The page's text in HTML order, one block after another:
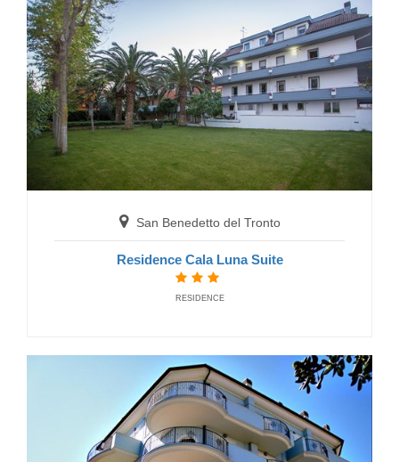
San Benedetto del Tronto
RESIDENCE
San Benedetto del Tronto
Residence Cala Luna Suite
RESIDENCE